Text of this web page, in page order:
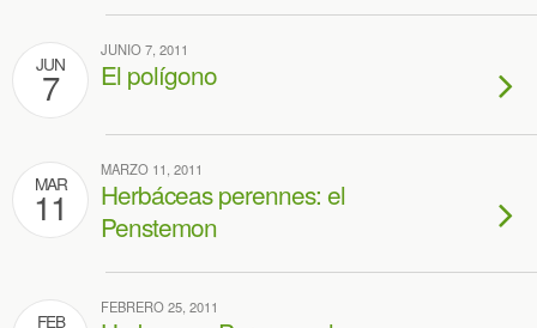
JUN
7
JUNIO 7, 2011
El polígono
MAR
11
MARZO 11, 2011
Herbáceas perennes: el
Penstemon
FEB
FEBRERO 25, 2011